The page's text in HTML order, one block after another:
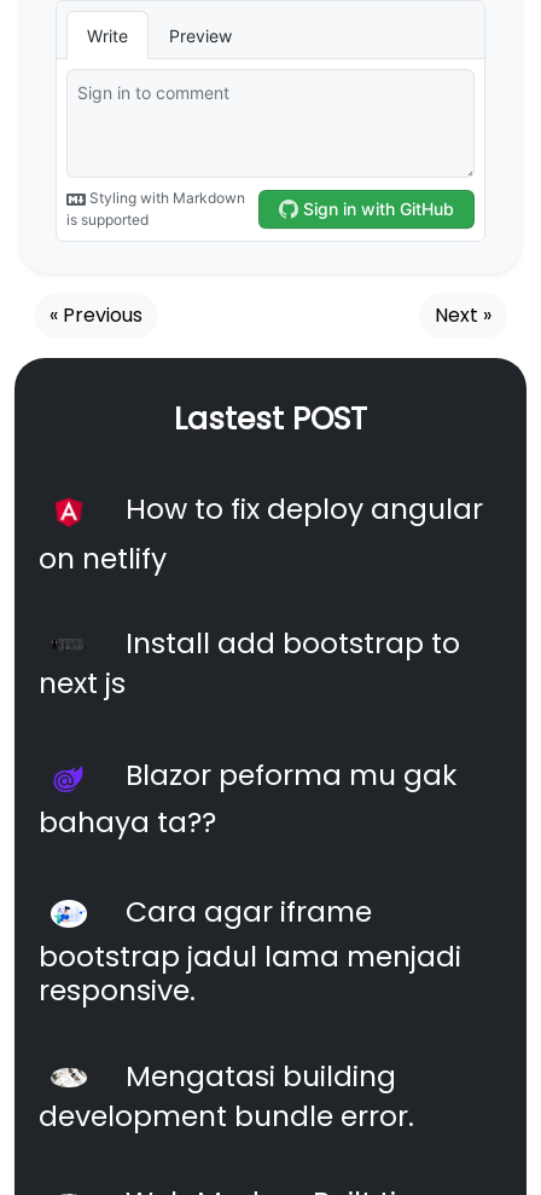
« Previous Next »
Lastest POST
How to fix deploy angular
on netlify
Install add bootstrap to
next js
Blazor peforma mu gak
bahaya ta??
Cara agar iframe
bootstrap jadul lama menjadi
responsive.
Mengatasi building
development bundle error.